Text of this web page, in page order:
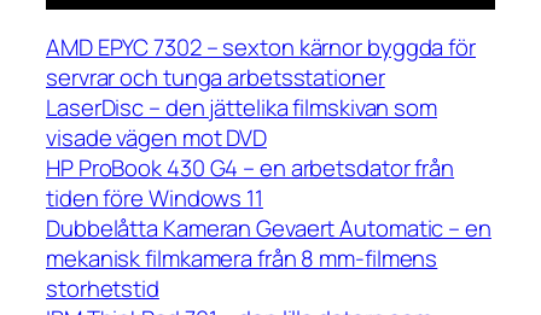
AMD EPYC 7302 – sexton kärnor byggda för
servrar och tunga arbetsstationer
LaserDisc – den jättelika filmskivan som
visade vägen mot DVD
HP ProBook 430 G4 – en arbetsdator från
tiden före Windows 11
Dubbelåtta Kameran Gevaert Automatic – en
mekanisk filmkamera från 8 mm-filmens
storhetstid